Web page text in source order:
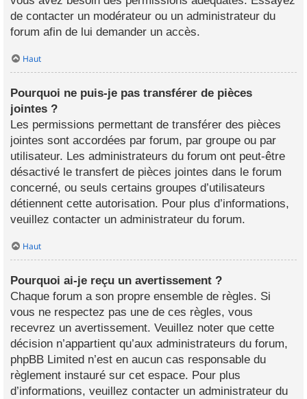
de contacter un modérateur ou un administrateur du
forum afin de lui demander un accès.
Haut
Pourquoi ne puis-je pas transférer de pièces
jointes ?
Les permissions permettant de transférer des pièces
jointes sont accordées par forum, par groupe ou par
utilisateur. Les administrateurs du forum ont peut-être
désactivé le transfert de pièces jointes dans le forum
concerné, ou seuls certains groupes d’utilisateurs
détiennent cette autorisation. Pour plus d’informations,
veuillez contacter un administrateur du forum.
Haut
Pourquoi ai-je reçu un avertissement ?
Chaque forum a son propre ensemble de règles. Si
vous ne respectez pas une de ces règles, vous
recevrez un avertissement. Veuillez noter que cette
décision n’appartient qu’aux administrateurs du forum,
phpBB Limited n’est en aucun cas responsable du
règlement instauré sur cet espace. Pour plus
d’informations, veuillez contacter un administrateur du